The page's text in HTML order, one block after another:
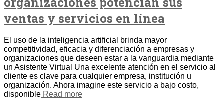
ventas y servicios en línea
El uso de la inteligencia artificial brinda mayor
competitividad, eficacia y diferenciación a empresas y
organizaciones que deseen estar a la vanguardia mediante
un Asistente Virtual Una excelente atención en el servicio al
cliente es clave para cualquier empresa, institución u
organización. Ahora imagine este servicio a bajo costo,
disponible Read more